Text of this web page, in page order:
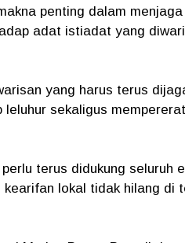
penting dalam
adat istiadat yang
yang harus terus
sekaligus
terus didukung seluruh
lokal tidak hilang di